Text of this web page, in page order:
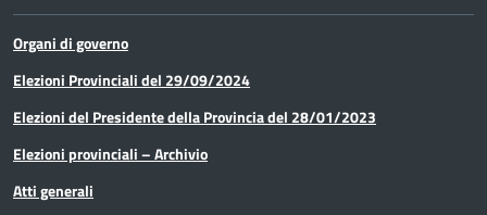
servizi
Lavoro
Media e comunicazione
Organi di governo
Elezioni Provinciali del 29/09/2024
Elezioni del Presidente della Provincia del 28/01/2023
Elezioni provinciali – Archivio
Atti generali